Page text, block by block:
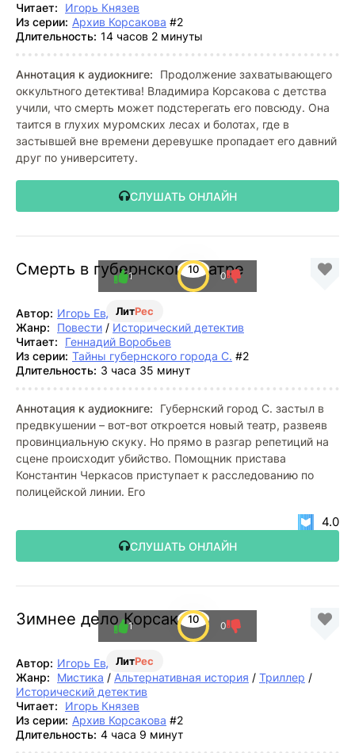
Читает:
Игорь Князев
Из серии: Архив Корсакова #2
Длительность: 14 часов 2 минуты
Аннотация к аудиокниге:
Продолжение захватывающего
оккультного детектива! Владимира Корсакова с детства
учили, что смерть может подстерегать его повсюду. Она
таится в глухих муромских лесах и болотах, где в
застывшей вне времени деревушке пропадает его давний
друг по университету.
СЛУШАТЬ ОНЛАЙН
Смерть в губернском театре
ЛитРес
10
1 0
Автор: Игорь Евдокимов
Жанр:
Повести / Исторический детектив
Читает:
Геннадий Воробьев
Из серии: Тайны губернского города С. #2
Длительность: 3 часа 35 минут
Аннотация к аудиокниге:
Губернский город С. застыл в
предвкушении – вот-вот откроется новый театр, развеяв
провинциальную скуку. Но прямо в разгар репетиций на
сцене происходит убийство. Помощник пристава
Константин Черкасов приступает к расследованию по
полицейской линии. Его
СЛУШАТЬ ОНЛАЙН
4.0
Зимнее дело Корсакова
ЛитРес
10
1 0
Автор: Игорь Евдокимов
Жанр:
Мистика / Альтернативная история / Триллер /
Исторический детектив
Читает:
Игорь Князев
Из серии: Архив Корсакова #2
Длительность: 4 часа 9 минут